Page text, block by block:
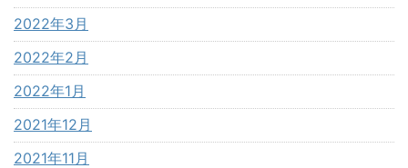
2022年3月
2022年2月
2022年1月
2021年12月
2021年11月